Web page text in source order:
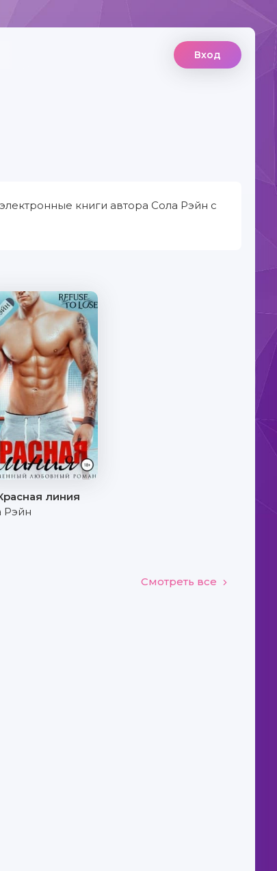
Вход
книги автора Сола Рэйн с
линия
Рэйн
Смотреть все